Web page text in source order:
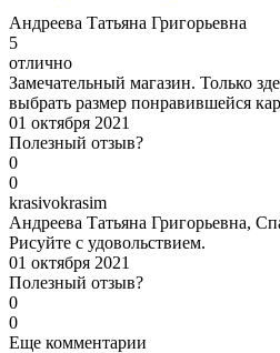
Андреева Татьяна Григорьевна
5
отлично
Замечательный магазин. Только
выбрать размер понравившейся
01 октября 2021
Полезный отзыв?
0
0
krasivokrasim
Андреева Татьяна Григорьевна,
Рисуйте с удовольствием.
01 октября 2021
Полезный отзыв?
0
0
Еще комментарии